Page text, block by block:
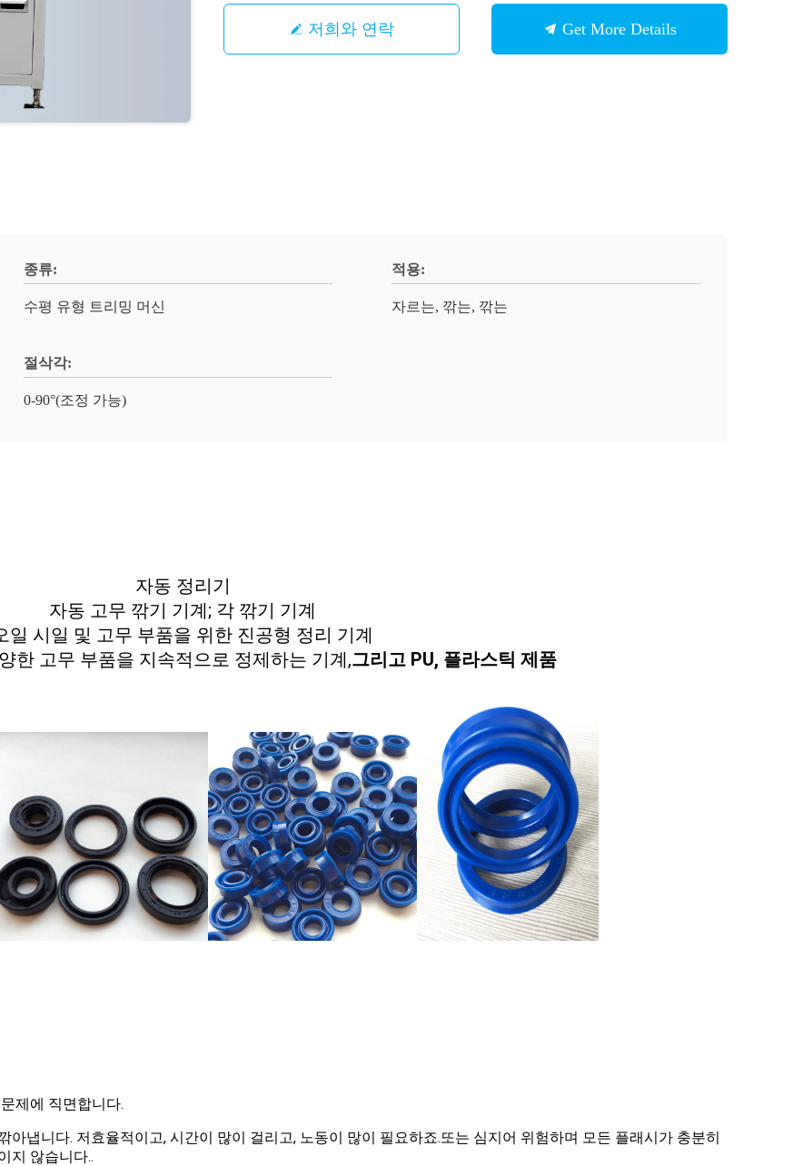
저희와 연락 Get More Details
종류:
수평 유형 트리밍 머신
적용:
자르는, 깎는, 깎는
절삭각:
0-90°(조정 가능)
자동 정리기
자동 고무 깎기 기계; 각 깎기 기계
일 시일 및 고무 부품을 위한 진공형 정리 기계
한 고무 부품을 지속적으로 정제하는 기계,그리고 PU, 플라스틱 제품
제에 직면합니다.
냅니다. 저효율적이고, 시간이 많이 걸리고, 노동이 많이 필요하죠.또는 심지어 위험하며 모든 플래시가 충분히
지 않습니다..